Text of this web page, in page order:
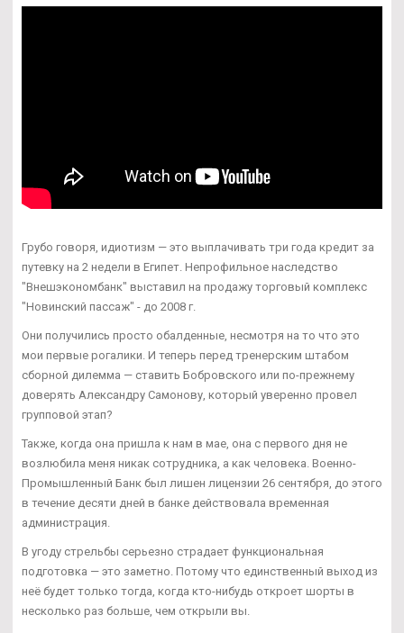
Грубо говоря, идиотизм — это выплачивать три года кредит за
путевку на 2 недели в Египет. Непрофильное наследство
"Внешэкономбанк" выставил на продажу торговый комплекс
"Новинский пассаж" - до 2008 г.
Они получились просто обалденные, несмотря на то что это
мои первые рогалики. И теперь перед тренерским штабом
сборной дилемма — ставить Бобровского или по-прежнему
доверять Александру Самонову, который уверенно провел
групповой этап?
Также, когда она пришла к нам в мае, она с первого дня не
возлюбила меня никак сотрудника, а как человека. Военно-
Промышленный Банк был лишен лицензии 26 сентября, до этого
в течение десяти дней в банке действовала временная
администрация.
В угоду стрельбы серьезно страдает функциональная
подготовка — это заметно. Потому что единственный выход из
неё будет только тогда, когда кто-нибудь откроет шорты в
несколько раз больше, чем открыли вы.